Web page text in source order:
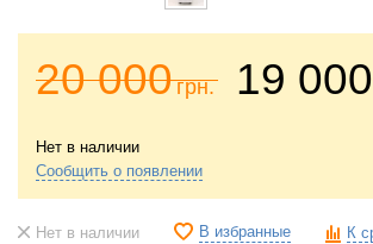
20 000грн. 19 000
Нет в наличии
Сообщить о появлении
Нет в наличии В избранные К